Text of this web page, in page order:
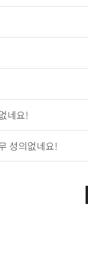
네요!
성의없네요!